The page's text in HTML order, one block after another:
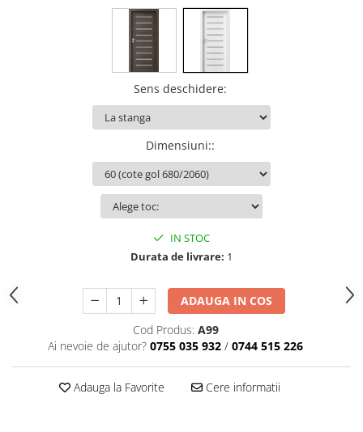
Sens deschidere:
Dimensiuni::
IN STOC
Durata de livrare: 1
ADAUGA IN COS
Cod Produs: A99
Ai nevoie de ajutor? 0755 035 932 / 0744 515 226
Adauga la Favorite Cere informatii